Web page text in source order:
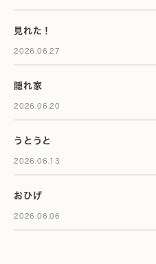
見れた！
2026.06.27
隠れ家
2026.06.20
うとうと
2026.06.13
おひげ
2026.06.06